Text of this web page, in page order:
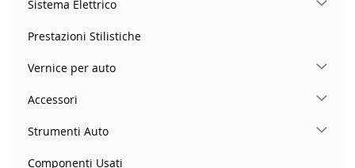
Sistema Elettrico
Prestazioni Stilistiche
Vernice per auto
Accessori
Strumenti Auto
Componenti Usati